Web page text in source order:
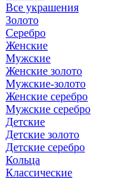
Все украшения
Золото
Серебро
Женские
Мужские
Женские золото
Мужские-золото
Женские серебро
Мужские серебро
Детские
Детские золото
Детские серебро
Кольца
Классические